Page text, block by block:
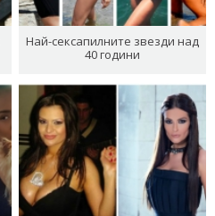
Най-сексапилните звезди над
40 години